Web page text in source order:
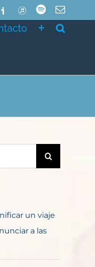
IvooxITunesSpotifyCorreo
un viaje
a las